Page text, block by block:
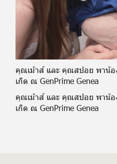
คุณเม้าส์ และ คุณสปอย พาน้อ
เกิด ณ GenPrime Genea
คุณเม้าส์ และ คุณสปอย พาน้อ
เกิด ณ GenPrime Genea